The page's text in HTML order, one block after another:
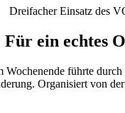
Dreifacher Einsatz des
ein echtes
Wochenende führte
Organisiert von der